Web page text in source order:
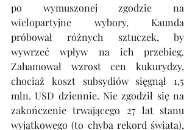
po wymuszonej zgodzie na
wielopartyjne wybory, Kaunda
próbował różnych sztuczek, by
wywrzeć wpływ na ich przebieg.
Zahamował wzrost cen kukurydzy,
chociaż koszt subsydiów sięgnął 1,5
mln. USD dziennie. Nie zgodził się na
zakończenie trwającego 27 lat stanu
wyjątkowego (to chyba rekord świata),